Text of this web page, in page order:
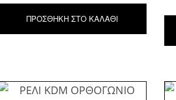
ΠΡΟΣΘΉΚΗ ΣΤΟ ΚΑΛΆΘΙ